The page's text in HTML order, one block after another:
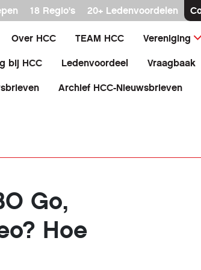
18 Regio's 20+ Ledenvoordelen
Over HCC TEAM HCC Vereniging
bij HCC Ledenvoordeel Vraagbaak
Archief HCC-Nieuwsbrieven
Go,
Hoe